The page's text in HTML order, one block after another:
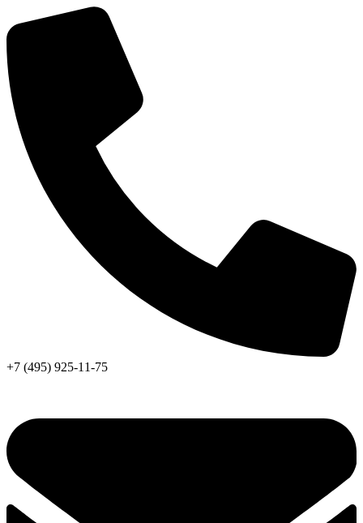
+7 (495) 925-11-75